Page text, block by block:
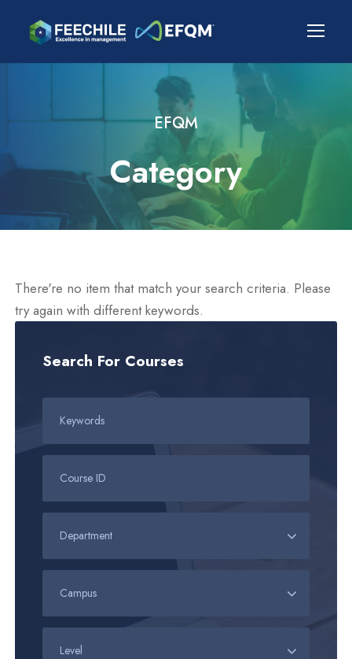
EFQM
Category
There're no item that match your search criteria. Please
try again with different keywords.
Search For Courses